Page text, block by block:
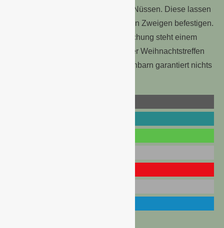
Elementen wie Tannenzapfen und Nüssen. Diese lassen
sich mit wenigen Handgriffen an den Zweigen befestigen.
Mit der passenden Blumenüberraschung steht einem
unvergesslichen Adventskaffee oder Weihnachtstreffen
mit der Familie, Freunden und Nachbarn garantiert nichts